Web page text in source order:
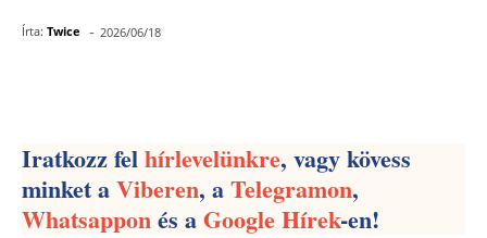
Írta: Twice - 2026/06/18
Iratkozz felhírlevelünkre, vagy kövess
minket aViberen, aTelegramon,
Whatsapponés aGoogle Hírek-en!